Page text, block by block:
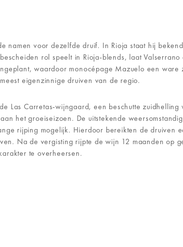
namen voor dezelfde druif. In Rioja staat hij
rol speelt in Rioja-blends, laat
waardoor monocépage Mazuelo een
eigenzinnige druiven van de regio.
Las Carretas-wijngaard, een beschutte
het groeiseizoen. De uitstekende
rijping mogelijk. Hierdoor bereikten de druiven
Na de vergisting rijpte de wijn 12 maanden op
te overheersen.